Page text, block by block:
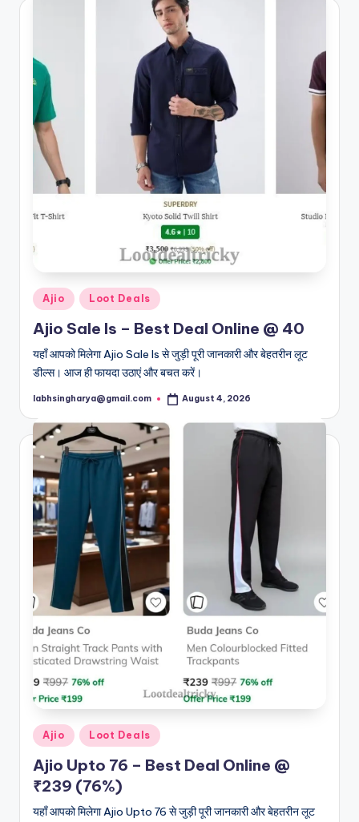
Posted
in
Ajio Loot Deals
Ajio Sale Is – Best Deal Online @ 40
यहाँ आपको मिलेगा Ajio Sale Is से जुड़ी पूरी जानकारी और बेहतरीन लूट
डील्स। आज ही फायदा उठाएं और बचत करें।
Posted
labhsingharya@gmail.com August 4, 2026
Posted
in
Ajio Loot Deals
Ajio Upto 76 – Best Deal Online @
₹239 (76%)
यहाँ आपको मिलेगा Ajio Upto 76 से जुड़ी पूरी जानकारी और बेहतरीन लूट